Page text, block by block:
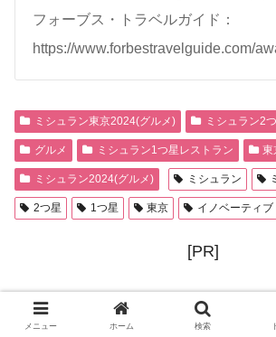
フォーブス・トラベルガイド：
https://www.forbestravelguide.com/
ミシュラン東京2024(グルメ) ミシュラン2
グルメ ミシュラン1つ星レストラン 東
ミシュラン2024(グルメ) ミシュラン
2つ星 1つ星 東京 イノベーティブ
[PR]
メニュー ホーム 検索